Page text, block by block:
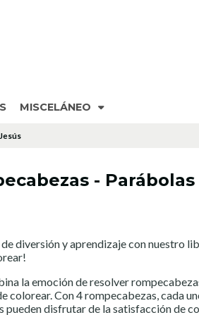
MISCELÁNEO
- Parábolas
de diversión y aprendizaje con nuestro
la emoción de resolver
colorear. Con 4 rompecabezas, cada
pueden disfrutar de la satisfacción de